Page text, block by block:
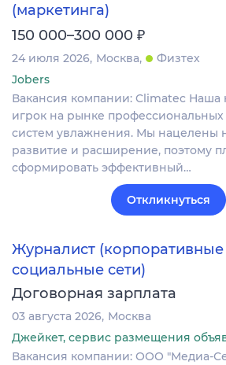
(маркетинга)
150 000–300 000 ₽
24 июля 2026 Москва
Физтех
Jobers
Вакансия компании: Climatec
игрок на рынке
систем увлажнения. Мы нацелены
развитие и расширение, поэтому
сформировать эффективный…
Откликнуться
Журналист
социальные сети)
Договорная зарплата
03 августа 2026 Москва
Джейкет, сервис размещения
Вакансия компании: ООО "Медиа-